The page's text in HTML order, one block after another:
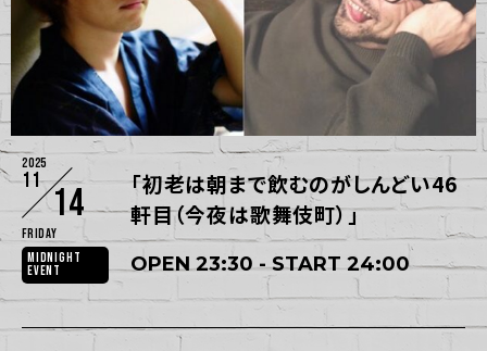
2025
11
14
Friday
MIDNIGHT
EVENT
「初老は朝まで飲むのがしんどい46
軒目（今夜は歌舞伎町）」
OPEN 23:30 - START 24:00